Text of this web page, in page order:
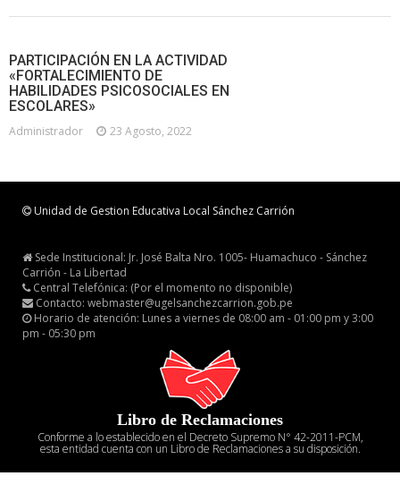
PARTICIPACIÓN EN LA ACTIVIDAD
«FORTALECIMIENTO DE
HABILIDADES PSICOSOCIALES EN
ESCOLARES»
Administrador 23 Agosto, 2022
Unidad de Gestion Educativa Local Sánchez Carrión
Sede Institucional: Jr. José Balta Nro. 1005- Huamachuco - Sánchez
Carrión - La Libertad
Central Telefónica: (Por el momento no disponible)
Contacto: webmaster@ugelsanchezcarrion.gob.pe
Horario de atención: Lunes a viernes de 08:00 am - 01:00 pm y 3:00
pm - 05:30 pm
Libro de Reclamaciones
Conforme a lo establecido en el Decreto Supremo N° 42-2011-PCM,
esta entidad cuenta con un Libro de Reclamaciones a su disposición.